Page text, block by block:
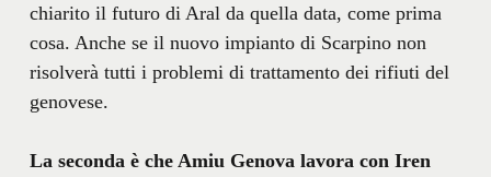
chiarito il futuro di Aral da quella data, come prima
cosa. Anche se il nuovo impianto di Scarpino non
risolverà tutti i problemi di trattamento dei rifiuti del
genovese.
La seconda è che Amiu Genova lavora con Iren